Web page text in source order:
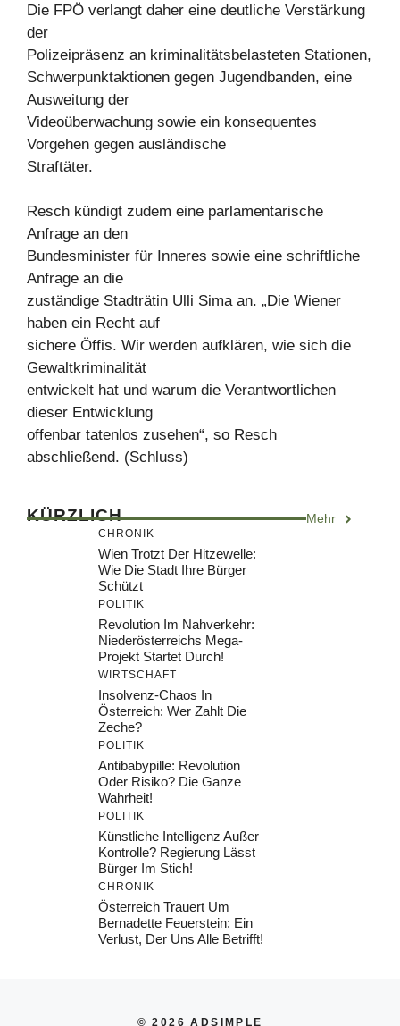
Die FPÖ verlangt daher eine deutliche Verstärkung
der
Polizeipräsenz an kriminalitätsbelasteten Stationen,
Schwerpunktaktionen gegen Jugendbanden, eine
Ausweitung der
Videoüberwachung sowie ein konsequentes
Vorgehen gegen ausländische
Straftäter.
Resch kündigt zudem eine parlamentarische
Anfrage an den
Bundesminister für Inneres sowie eine schriftliche
Anfrage an die
zuständige Stadträtin Ulli Sima an. „Die Wiener
haben ein Recht auf
sichere Öffis. Wir werden aufklären, wie sich die
Gewaltkriminalität
entwickelt hat und warum die Verantwortlichen
dieser Entwicklung
offenbar tatenlos zusehen“, so Resch
abschließend. (Schluss)
KÜRZLICH Mehr
CHRONIK
Wien Trotzt Der Hitzewelle:
Wie Die Stadt Ihre Bürger
Schützt
POLITIK
Revolution Im Nahverkehr:
Niederösterreichs Mega-
Projekt Startet Durch!
WIRTSCHAFT
Insolvenz-Chaos In
Österreich: Wer Zahlt Die
Zeche?
POLITIK
Antibabypille: Revolution
Oder Risiko? Die Ganze
Wahrheit!
POLITIK
Künstliche Intelligenz Außer
Kontrolle? Regierung Lässt
Bürger Im Stich!
CHRONIK
Österreich Trauert Um
Bernadette Feuerstein: Ein
Verlust, Der Uns Alle Betrifft!
© 2026 ADSIMPLE